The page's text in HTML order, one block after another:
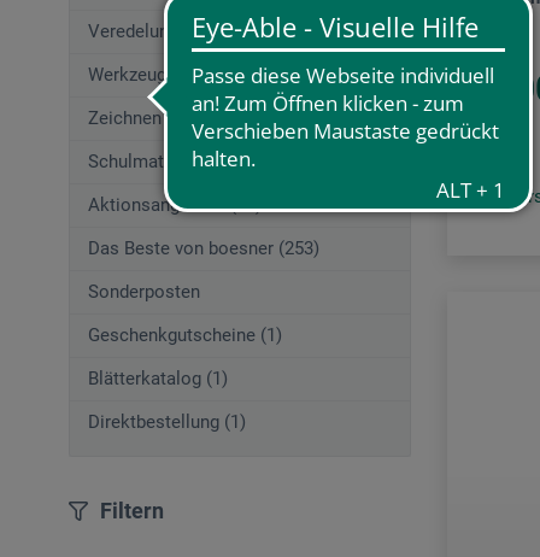
Veredelungstechniken (83)
Werkzeuge (167)
Zeichnen (580)
Schulmaterial (195)
Aktionsangebote (29)
Das Beste von boesner (253)
Sonderposten
Geschenkgutscheine (1)
Blätterkatalog (1)
Direktbestellung (1)
Filtern
zzgl.